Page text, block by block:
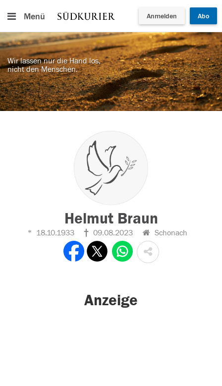
Menü Anmelden Abo
Wir lassen nur die Hand los,
nicht den Menschen.
Helmut Braun
18.10.1933 09.08.2023 Schonach
Anzeige